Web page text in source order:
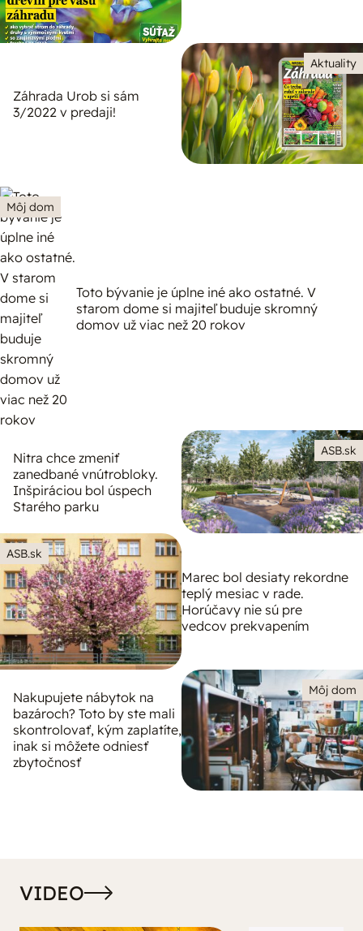
Aktuality
Záhrada Urob si sám
3/2022 v predaji!
Môj dom
Toto bývanie je úplne iné ako ostatné. V
starom dome si majiteľ buduje skromný
domov už viac než 20 rokov
ASB.sk
Nitra chce zmeniť
zanedbané vnútrobloky.
Inšpiráciou bol úspech
Starého parku
ASB.sk
Marec bol desiaty rekordne
teplý mesiac v rade.
Horúčavy nie sú pre
vedcov prekvapením
Môj dom
Nakupujete nábytok na
bazároch? Toto by ste mali
skontrolovať, kým zaplatíte,
inak si môžete odniesť
zbytočnosť
VIDEO